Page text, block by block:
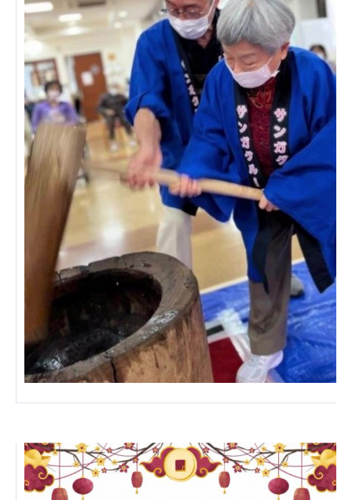
ーツクラブ
特定非営利活動法人アート応援隊
その他
Mediclude 株式会社アジアメデカ元気事業団
株式会社フラワーコミュニティ放送
Medicare Lead Japan
株式会社日本医科学研究所
特定非営利活動法人共生フォーラム
一般社団法人フードラボジャパン
特定非営利活動法人日本医療福祉機構
株式会社アメックファーマシー
株式会社エネクト 株式会社 G.com R＆M
海外
美迪克（上海）商务咨询有限公司
共生（大連）商務諮詢有限公司
台灣善合股份有限公司